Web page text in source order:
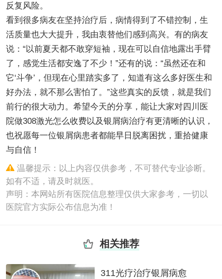
反复风险。
看到很多病友在坚持治疗后，病情得到了不错控制，生
活质量也大大提升，我由衷替他们感到高兴。有的病友
说：“以前夏天都不敢穿短袖，现在可以自信地露出手臂
了，感觉生活都安逸了不少！”还有的说：“虽然还在和
它‘斗争’，但现在心里踏实多了，知道有这么多好医生和
好办法，就不那么害怕了。”这些真实的反馈，就是我们
前行的很大动力。希望今天的分享，能让大家对四川医
院做308激光怎么收费以及银屑病治疗有更清晰的认识，
也祝愿每一位银屑病患者都能早日脱离困扰，重拾健康
与自信！
温馨提示：以上内容仅供参考，不可替代专业诊断。
如有不适，请及时就医。
声明：本网站所有医院信息整理仅供大家参考，一切以
医院官方实际公布信息为准！
相关推荐
311光疗治疗银屑病愈